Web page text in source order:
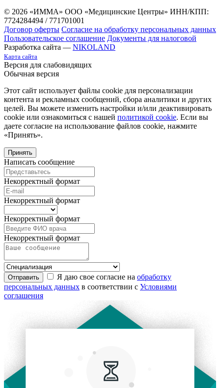
© 2026 «ИММА» ООО «Медицинские Центры» ИНН/КПП:
7724284494 / 771701001
Договор оферты Согласие на обработку персональных данных
Пользовательское соглашение Документы для налоговой
Разработка сайта — NIKOLAND
Карта сайта
Версия для слабовидящих
Обычная версия
Этот сайт использует файлы cookie для персонализации
контента и рекламных сообщений, сбора аналитики и других
целей. Вы можете изменить настройки и/или деактивировать
cookie или ознакомиться с нашей политикой cookie. Если вы
даете согласие на использование файлов cookie, нажмите
«Принять».
Принять
Написать сообщение
Некорректный формат
Некорректный формат
Некорректный формат
Некорректный формат
Отправить Я даю свое согласие на обработку
персональных данных в соответствии с Условиями
соглашения